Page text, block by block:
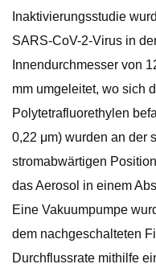
Inaktivierungsstudie
SARS-CoV-2-Virus in
Innendurchmesser von
mm umgeleitet, wo sich
Polytetrafluorethylen
0,22 μm) wurden an der
stromabwärtigen
das Aerosol in einem
Eine Vakuumpumpe
dem nachgeschalteten
Durchflussrate mithilfe